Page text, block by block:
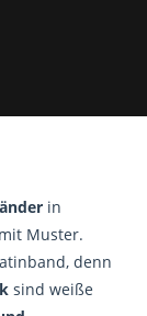
in
Muster.
denn
sind weiße